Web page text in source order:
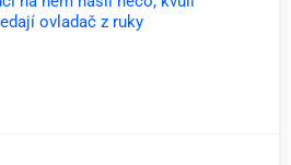
ovladač z ruky